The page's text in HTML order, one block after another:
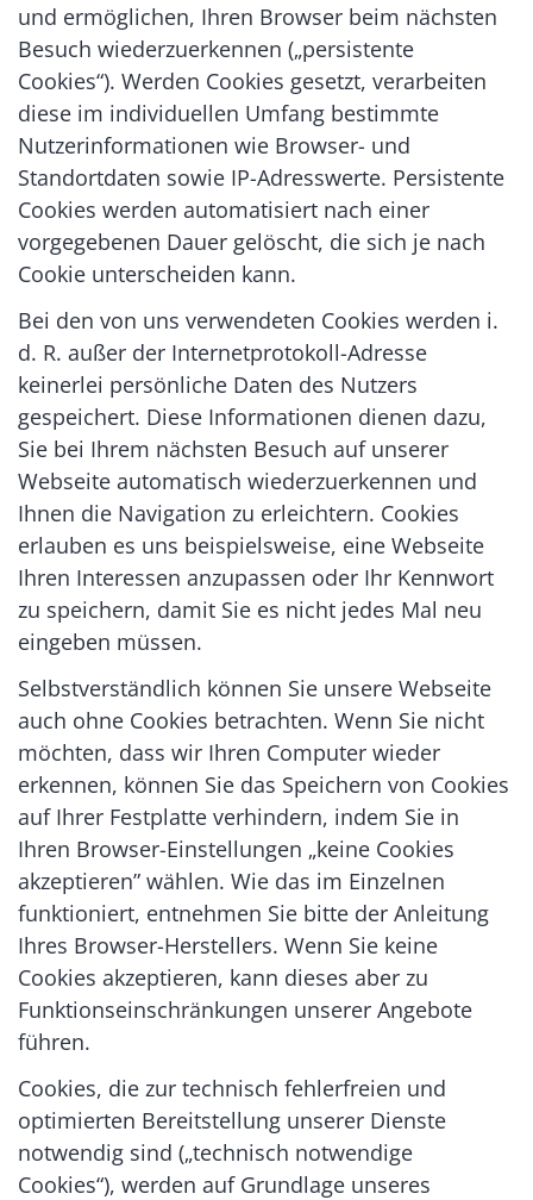
und ermöglichen, Ihren Browser beim nächsten
Besuch wiederzuerkennen („persistente
Cookies“). Werden Cookies gesetzt, verarbeiten
diese im individuellen Umfang bestimmte
Nutzerinformationen wie Browser- und
Standortdaten sowie IP-Adresswerte. Persistente
Cookies werden automatisiert nach einer
vorgegebenen Dauer gelöscht, die sich je nach
Cookie unterscheiden kann.
Bei den von uns verwendeten Cookies werden i.
d. R. außer der Internetprotokoll-Adresse
keinerlei persönliche Daten des Nutzers
gespeichert. Diese Informationen dienen dazu,
Sie bei Ihrem nächsten Besuch auf unserer
Webseite automatisch wiederzuerkennen und
Ihnen die Navigation zu erleichtern. Cookies
erlauben es uns beispielsweise, eine Webseite
Ihren Interessen anzupassen oder Ihr Kennwort
zu speichern, damit Sie es nicht jedes Mal neu
eingeben müssen.
Selbstverständlich können Sie unsere Webseite
auch ohne Cookies betrachten. Wenn Sie nicht
möchten, dass wir Ihren Computer wieder
erkennen, können Sie das Speichern von Cookies
auf Ihrer Festplatte verhindern, indem Sie in
Ihren Browser-Einstellungen „keine Cookies
akzeptieren” wählen. Wie das im Einzelnen
funktioniert, entnehmen Sie bitte der Anleitung
Ihres Browser-Herstellers. Wenn Sie keine
Cookies akzeptieren, kann dieses aber zu
Funktionseinschränkungen unserer Angebote
führen.
Cookies, die zur technisch fehlerfreien und
optimierten Bereitstellung unserer Dienste
notwendig sind („technisch notwendige
Cookies“), werden auf Grundlage unseres